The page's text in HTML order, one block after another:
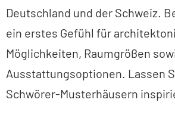
Deutschland und der Schweiz.
ein erstes Gefühl für
Möglichkeiten, Raumgrößen
Ausstattungsoptionen. Lassen
Schwörer-Musterhäusern